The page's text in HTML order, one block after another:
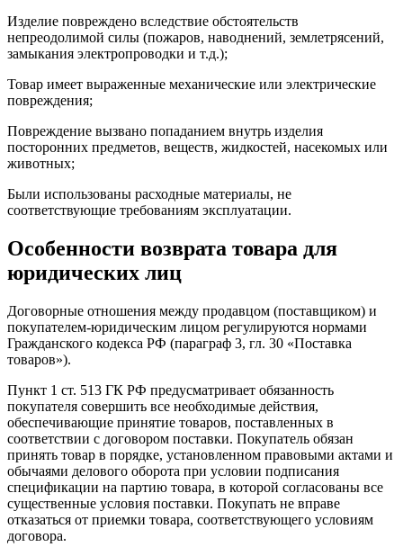
Изделие повреждено вследствие обстоятельств
непреодолимой силы (пожаров, наводнений, землетрясений,
замыкания электропроводки и т.д.);
Товар имеет выраженные механические или электрические
повреждения;
Повреждение вызвано попаданием внутрь изделия
посторонних предметов, веществ, жидкостей, насекомых или
животных;
Были использованы расходные материалы, не
соответствующие требованиям эксплуатации.
Особенности возврата товара для
юридических лиц
Договорные отношения между продавцом (поставщиком) и
покупателем-юридическим лицом регулируются нормами
Гражданского кодекса РФ (параграф 3, гл. 30 «Поставка
товаров»).
Пункт 1 ст. 513 ГК РФ предусматривает обязанность
покупателя совершить все необходимые действия,
обеспечивающие принятие товаров, поставленных в
соответствии с договором поставки. Покупатель обязан
принять товар в порядке, установленном правовыми актами и
обычаями делового оборота при условии подписания
спецификации на партию товара, в которой согласованы все
существенные условия поставки. Покупать не вправе
отказаться от приемки товара, соответствующего условиям
договора.